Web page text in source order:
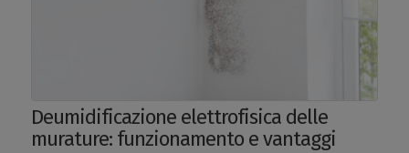
Deumidificazione elettrofisica delle
murature: funzionamento e vantaggi